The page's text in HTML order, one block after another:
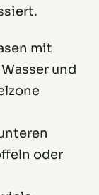
mit
und
oder